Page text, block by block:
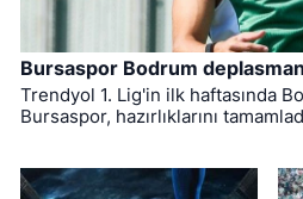
Bursaspor Bodrum
Trendyol 1. Lig'in ilk haftasında
Bursaspor, hazırlıklarını